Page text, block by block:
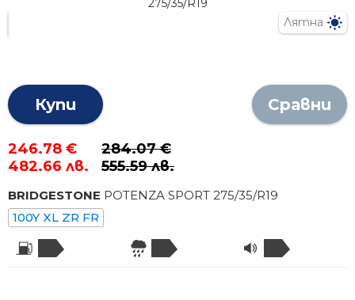
Лятна
Купи Сравни
246.78 €
482.66 лв.
284.07 €
555.59 лв.
BRIDGESTONE POTENZA SPORT 275/35/R19
100Y XL ZR FR